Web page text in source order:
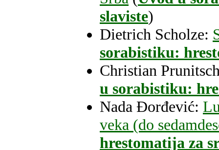
slaviste)
Dietrich Scholze:
sorabistiku:
Christian
u sorabistiku:
Nada Đorđević:
veka (do
hrestomatija za